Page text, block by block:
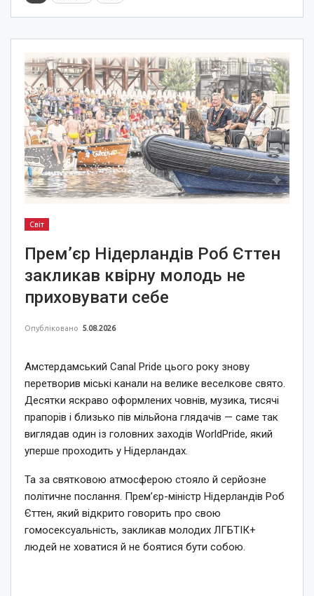
Світ
Прем’єр Нідерландів Роб Єттен
закликав квірну молодь не
приховувати себе
Опубліковано 5.08.2026
Амстердамський Canal Pride цього року знову
перетворив міські канали на велике веселкове свято.
Десятки яскраво оформлених човнів, музика, тисячі
прапорів і близько пів мільйона глядачів — саме так
виглядав один із головних заходів WorldPride, який
уперше проходить у Нідерландах.
Та за святковою атмосферою стояло й серйозне
політичне послання. Прем’єр-міністр Нідерландів Роб
Єттен, який відкрито говорить про свою
гомосексуальність, закликав молодих ЛГБТІК+
людей не ховатися й не боятися бути собою.